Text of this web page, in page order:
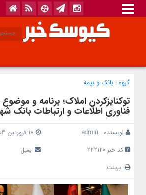
گروه : بانک‌ و بیمه
توکنایزکردن املاک؛ برنامه‌ و
فناوری اطلاعات و ارتباطات بانک
نویسنده : admin
کد خبر 222120
ایمیل
پرینت